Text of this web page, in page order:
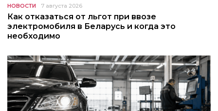
НОВОСТИ 7 августа 2026
Как отказаться от льгот при ввозе
электромобиля в Беларусь и когда это
необходимо